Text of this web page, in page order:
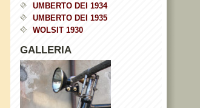
UMBERTO DEI 1934
UMBERTO DEI 1935
WOLSIT 1930
GALLERIA